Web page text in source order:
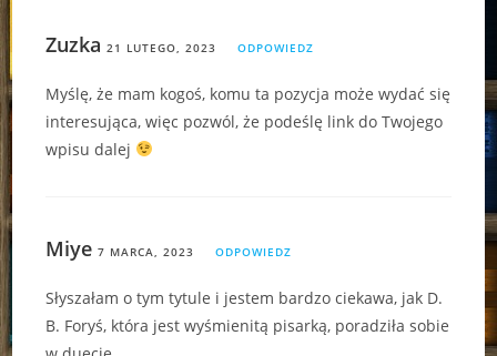
Zuzka 21 LUTEGO, 2023 ODPOWIEDZ
Myślę, że mam kogoś, komu ta pozycja może wydać się
interesująca, więc pozwól, że podeślę link do Twojego
wpisu dalej
Miye 7 MARCA, 2023 ODPOWIEDZ
Słyszałam o tym tytule i jestem bardzo ciekawa, jak D.
B. Foryś, która jest wyśmienitą pisarką, poradziła sobie